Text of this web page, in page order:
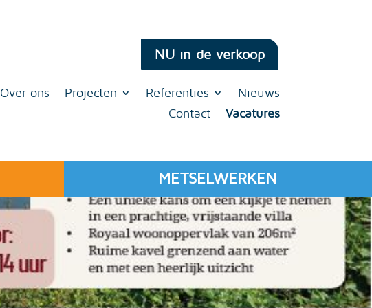
NU in de verkoop
Over ons Projecten Referenties
Nieuws
Contact
Vacatures
METSELWERKEN